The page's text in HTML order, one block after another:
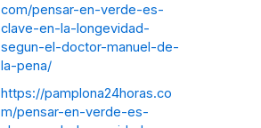
com/pensar-en-verde-es-
clave-en-la-longevidad-
segun-el-doctor-manuel-de-
la-pena/
https://pamplona24horas.co
m/pensar-en-verde-es-